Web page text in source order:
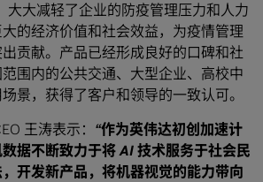
大大减轻了企业的防疫管理压力和人力
的经济价值和社会效益，为疫情管理
贡献。产品已经形成良好的口碑和社
围内的公共交通、大型企业、高校中
景，获得了客户和领导的一致认可。
王涛表示： “作为英伟达初创加速计
据不断致力于将AI 技术服务于社会民
开发新产品，将机器视觉的能力带向